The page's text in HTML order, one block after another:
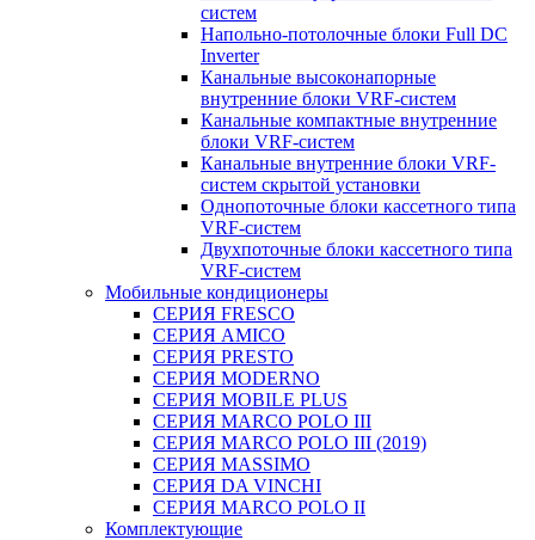
систем
Напольно-потолочные блоки Full DC
Inverter
Канальные высоконапорные
внутренние блоки VRF-систем
Канальные компактные внутренние
блоки VRF-систем
Канальные внутренние блоки VRF-
систем скрытой установки
Однопоточные блоки кассетного типа
VRF-систем
Двухпоточные блоки кассетного типа
VRF-систем
Мобильные кондиционеры
СЕРИЯ FRESCO
СЕРИЯ AMICO
СЕРИЯ PRESTO
СЕРИЯ MODERNO
СЕРИЯ MOBILE PLUS
СЕРИЯ MARCO POLO III
СЕРИЯ MARCO POLO III (2019)
СЕРИЯ MASSIMO
СЕРИЯ DA VINCHI
СЕРИЯ MARCO POLO II
Комплектующие